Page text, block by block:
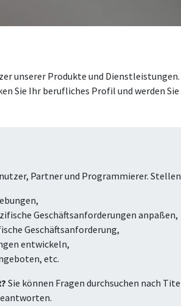
unserer Produkte und
Sie Ihr berufliches Profil und werden
Partner und Programmierer. Stellen
Geschäftsanforderungen anpaßen,
Geschäftsanforderung,
entwickeln,
etc.
Sie können Fragen durchsuchen nach